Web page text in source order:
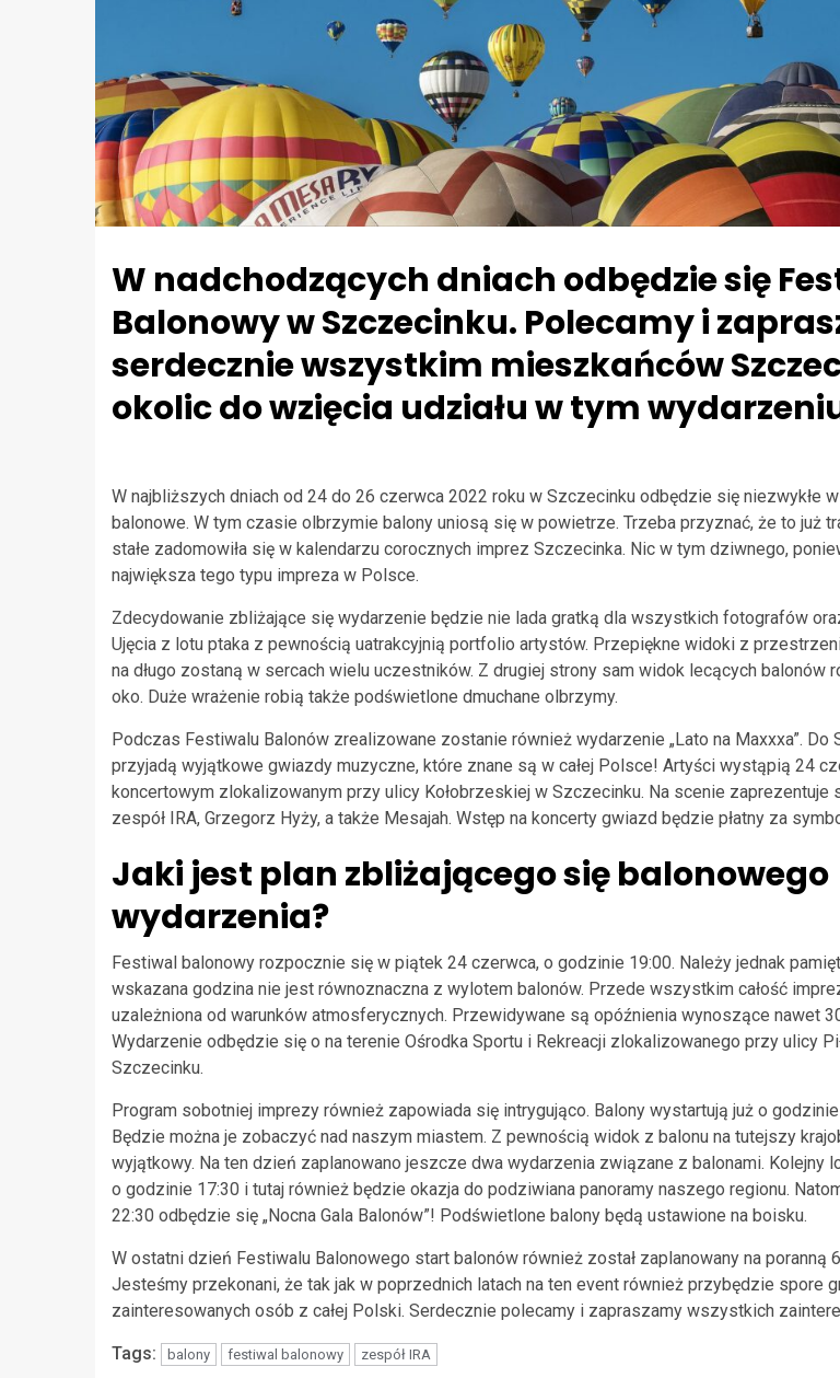
W nadchodzących dniach odbędzie się
Balonowy w Szczecinku. Polecamy i
serdecznie wszystkim mieszkańców
okolic do wzięcia udziału w tym
W najbliższych dniach od 24 do 26 czerwca 2022 roku w Szczecinku odbędzie się niezwykłe
balonowe. W tym czasie olbrzymie balony uniosą się w powietrze. Trzeba przyznać, że to już
stałe zadomowiła się w kalendarzu corocznych imprez Szczecinka. Nic w tym dziwnego,
największa tego typu impreza w Polsce.
Zdecydowanie zbliżające się wydarzenie będzie nie lada gratką dla wszystkich fotografów
Ujęcia z lotu ptaka z pewnością uatrakcyjnią portfolio artystów. Przepiękne widoki z
na długo zostaną w sercach wielu uczestników. Z drugiej strony sam widok lecących balonów
oko. Duże wrażenie robią także podświetlone dmuchane olbrzymy.
Podczas Festiwalu Balonów zrealizowane zostanie również wydarzenie „Lato na Maxxxa”. Do
przyjadą wyjątkowe gwiazdy muzyczne, które znane są w całej Polsce! Artyści wystąpią 24
koncertowym zlokalizowanym przy ulicy Kołobrzeskiej w Szczecinku. Na scenie zaprezentuje
zespół IRA, Grzegorz Hyży, a także Mesajah. Wstęp na koncerty gwiazd będzie płatny za
Jaki jest plan zbliżającego się balonowego
wydarzenia?
Festiwal balonowy rozpocznie się w piątek 24 czerwca, o godzinie 19:00. Należy jednak
wskazana godzina nie jest równoznaczna z wylotem balonów. Przede wszystkim całość
uzależniona od warunków atmosferycznych. Przewidywane są opóźnienia wynoszące nawet
Wydarzenie odbędzie się o na terenie Ośrodka Sportu i Rekreacji zlokalizowanego przy ulicy
Szczecinku.
Program sobotniej imprezy również zapowiada się intrygująco. Balony wystartują już o godzinie
Będzie można je zobaczyć nad naszym miastem. Z pewnością widok z balonu na tutejszy
wyjątkowy. Na ten dzień zaplanowano jeszcze dwa wydarzenia związane z balonami. Kolejny
o godzinie 17:30 i tutaj również będzie okazja do podziwiana panoramy naszego regionu.
22:30 odbędzie się „Nocna Gala Balonów”! Podświetlone balony będą ustawione na boisku.
W ostatni dzień Festiwalu Balonowego start balonów również został zaplanowany na poranną
Jesteśmy przekonani, że tak jak w poprzednich latach na ten event również przybędzie spore
zainteresowanych osób z całej Polski. Serdecznie polecamy i zapraszamy wszystkich
Tags: balony festiwal balonowy zespół IRA